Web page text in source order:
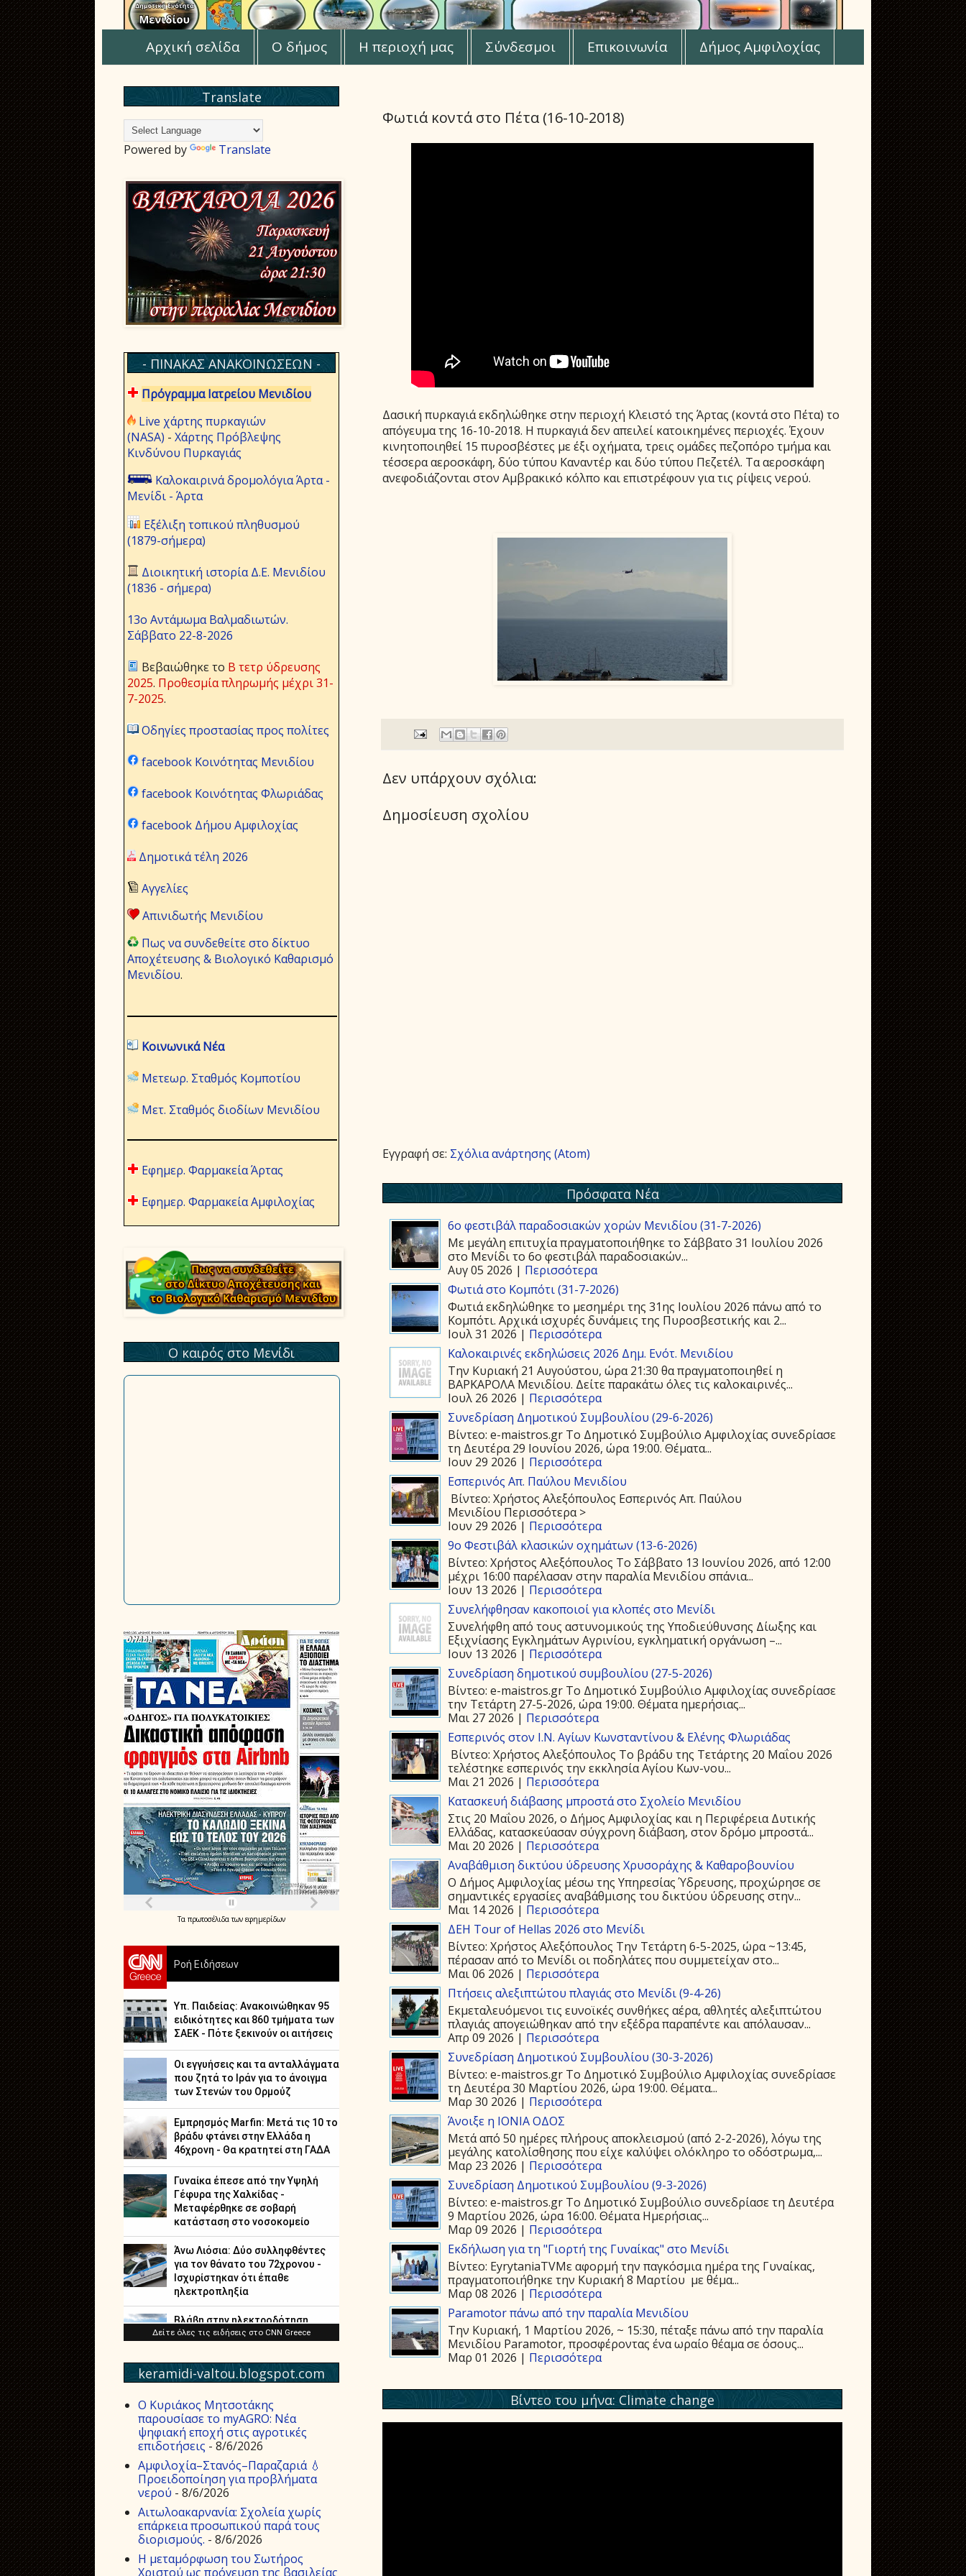
Αρχική σελίδα Ο δήμος Η περιοχή μας Σύνδεσμοι Επικοινωνία Δήμος Αμφιλοχίας
Φωτιά κοντά στο Πέτα (16-10-2018)
Δασική πυρκαγιά εκδηλώθηκε στην περιοχή Κλειστό της Άρτας (κοντά στο Πέτα) το
απόγευμα της 16-10-2018. Η πυρκαγιά δεν απειλεί κατοικημένες περιοχές. Έχουν
κινητοποιηθεί 15 πυροσβέστες με έξι οχήματα, τρεις ομάδες πεζοπόρο τμήμα και
τέσσερα αεροσκάφη, δύο τύπου Καναντέρ και δύο τύπου Πεζετέλ. Τα αεροσκάφη
ανεφοδιάζονται στον Αμβρακικό κόλπο και επιστρέφουν για τις ρίψεις νερού.
Δεν υπάρχουν σχόλια:
Δημοσίευση σχολίου
Εγγραφή σε: Σχόλια ανάρτησης (Atom)
Πρόσφατα Νέα
6ο φεστιβάλ παραδοσιακών χορών Μενιδίου (31-7-2026)
Με μεγάλη επιτυχία πραγματοποιήθηκε το Σάββατο 31 Ιουλίου 2026
στο Μενίδι το 6ο φεστιβάλ παραδοσιακών...
Αυγ 05 2026 | Περισσότερα
Φωτιά στο Κομπότι (31-7-2026)
Φωτιά εκδηλώθηκε το μεσημέρι της 31ης Ιουλίου 2026 πάνω από το
Κομπότι. Αρχικά ισχυρές δυνάμεις της Πυροσβεστικής και 2...
Ιουλ 31 2026 | Περισσότερα
Καλοκαιρινές εκδηλώσεις 2026 Δημ. Ενότ. Μενιδίου
Την Κυριακή 21 Αυγούστου, ώρα 21:30 θα πραγματοποιηθεί η
ΒΑΡΚΑΡΟΛΑ Μενιδίου. Δείτε παρακάτω όλες τις καλοκαιρινές...
Ιουλ 26 2026 | Περισσότερα
Συνεδρίαση Δημοτικού Συμβουλίου (29-6-2026)
Βίντεο: e-maistros.gr Το Δημοτικό Συμβούλιο Αμφιλοχίας συνεδρίασε
τη Δευτέρα 29 Ιουνίου 2026, ώρα 19:00. Θέματα...
Ιουν 29 2026 | Περισσότερα
Εσπερινός Απ. Παύλου Μενιδίου
Βίντεο: Χρήστος Αλεξόπουλος Εσπερινός Απ. Παύλου
Μενιδίου Περισσότερα >
Ιουν 29 2026 | Περισσότερα
9ο Φεστιβάλ κλασικών οχημάτων (13-6-2026)
Βίντεο: Χρήστος Αλεξόπουλος Το Σάββατο 13 Ιουνίου 2026, από 12:00
μέχρι 16:00 παρέλασαν στην παραλία Μενιδίου σπάνια...
Ιουν 13 2026 | Περισσότερα
Συνελήφθησαν κακοποιοί για κλοπές στο Μενίδι
Συνελήφθη από τους αστυνομικούς της Υποδιεύθυνσης Δίωξης και
Εξιχνίασης Εγκλημάτων Αγρινίου, εγκληματική οργάνωση –...
Ιουν 13 2026 | Περισσότερα
Συνεδρίαση δημοτικού συμβουλίου (27-5-2026)
Βίντεο: e-maistros.gr Το Δημοτικό Συμβούλιο Αμφιλοχίας συνεδρίασε
την Τετάρτη 27-5-2026, ώρα 19:00. Θέματα ημερήσιας...
Μαι 27 2026 | Περισσότερα
Εσπερινός στον Ι.Ν. Αγίων Κωνσταντίνου & Ελένης Φλωριάδας
Βίντεο: Χρήστος Αλεξόπουλος Το βράδυ της Τετάρτης 20 Μαΐου 2026
τελέστηκε εσπερινός την εκκλησία Αγίου Kων-νου...
Μαι 21 2026 | Περισσότερα
Κατασκευή διάβασης μπροστά στο Σχολείο Μενιδίου
Στις 20 Μαΐου 2026, ο Δήμος Αμφιλοχίας και η Περιφέρεια Δυτικής
Ελλάδας, κατασκεύασαν σύγχρονη διάβαση, στον δρόμο μπροστά...
Μαι 20 2026 | Περισσότερα
Αναβάθμιση δικτύου ύδρευσης Χρυσοράχης & Καθαροβουνίου
Ο Δήμος Αμφιλοχίας μέσω της Υπηρεσίας Ύδρευσης, προχώρησε σε
σημαντικές εργασίες αναβάθμισης του δικτύου ύδρευσης στην...
Μαι 14 2026 | Περισσότερα
ΔΕΗ Tour of Hellas 2026 στο Μενίδι
Βίντεο: Χρήστος Αλεξόπουλος Την Τετάρτη 6-5-2025, ώρα ~13:45,
πέρασαν από το Μενίδι οι ποδηλάτες που συμμετείχαν στο...
Μαι 06 2026 | Περισσότερα
Πτήσεις αλεξιπτώτου πλαγιάς στο Μενίδι (9-4-26)
Εκμεταλευόμενοι τις ευνοϊκές συνθήκες αέρα, αθλητές αλεξιπτώτου
πλαγιάς απογειώθηκαν από την εξέδρα παραπέντε και απόλαυσαν...
Απρ 09 2026 | Περισσότερα
Συνεδρίαση Δημοτικού Συμβουλίου (30-3-2026)
Βίντεο: e-maistros.gr Το Δημοτικό Συμβούλιο Αμφιλοχίας συνεδρίασε
τη Δευτέρα 30 Μαρτίου 2026, ώρα 19:00. Θέματα...
Μαρ 30 2026 | Περισσότερα
Άνοιξε η ΙΟΝΙΑ ΟΔΟΣ
Μετά από 50 ημέρες πλήρους αποκλεισμού (από 2-2-2026), λόγω της
μεγάλης κατολίσθησης που είχε καλύψει ολόκληρο το οδόστρωμα,...
Μαρ 23 2026 | Περισσότερα
Συνεδρίαση Δημοτικού Συμβουλίου (9-3-2026)
Βίντεο: e-maistros.gr Το Δημοτικό Συμβούλιο συνεδρίασε τη Δευτέρα
9 Μαρτίου 2026, ώρα 16:00. Θέματα Ημερήσιας...
Μαρ 09 2026 | Περισσότερα
Εκδήλωση για τη "Γιορτή της Γυναίκας" στο Μενίδι
Βίντεο: EyrytaniaTVΜε αφορμή την παγκόσμια ημέρα της Γυναίκας,
πραγματοποιήθηκε την Κυριακή 8 Μαρτίου με θέμα...
Μαρ 08 2026 | Περισσότερα
Paramotor πάνω από την παραλία Μενιδίου
Την Κυριακή, 1 Μαρτίου 2026, ~ 15:30, πέταξε πάνω από την παραλία
Μενιδίου Paramotor, προσφέροντας ένα ωραίο θέαμα σε όσους...
Μαρ 01 2026 | Περισσότερα
Βίντεο του μήνα: Climate change
Translate
Powered by Translate
- ΠΙΝΑΚΑΣ ΑΝΑΚΟΙΝΩΣΕΩΝ -
Πρόγραμμα Ιατρείου Μενιδίου
Live χάρτης πυρκαγιών
(NASA) - Χάρτης Πρόβλεψης
Κινδύνου Πυρκαγιάς
Καλοκαιρινά δρομολόγια Άρτα -
Μενίδι - Άρτα
Εξέλιξη τοπικού πληθυσμού
(1879-σήμερα)
Διοικητική ιστορία Δ.Ε. Μενιδίου
(1836 - σήμερα)
13ο Αντάμωμα Βαλμαδιωτών.
Σάββατο 22-8-2026
Βεβαιώθηκε το Β τετρ ύδρευσης
2025. Προθεσμία πληρωμής μέχρι 31-
7-2025.
Οδηγίες προστασίας προς πολίτες
facebook Κοινότητας Μενιδίου
facebook Κοινότητας Φλωριάδας
facebook Δήμου Αμφιλοχίας
Δημοτικά τέλη 2026
Αγγελίες
Απινιδωτής Μενιδίου
Πως να συνδεθείτε στο δίκτυο
Αποχέτευσης & Βιολογικό Καθαρισμό
Μενιδίου.
Κοινωνικά Νέα
Μετεωρ. Σταθμός Κομποτίου
Μετ. Σταθμός διοδίων Μενιδίου
Εφημερ. Φαρμακεία Άρτας
Εφημερ. Φαρμακεία Αμφιλοχίας
Ο καιρός στο Μενίδι
Τα πρωτοσέλιδατων εφημερίδων
keramidi-valtou.blogspot.com
Ο Κυριάκος Μητσοτάκης
παρουσίασε το myAGRO: Νέα
ψηφιακή εποχή στις αγροτικές
επιδοτήσεις - 8/6/2026
Αμφιλοχία–Στανός–Παραζαριά 💧
Προειδοποίηση για προβλήματα
νερού - 8/6/2026
Αιτωλοακαρνανία: Σχολεία χωρίς
επάρκεια προσωπικού παρά τους
διορισμούς. - 8/6/2026
Η μεταμόρφωση του Σωτήρος
Χριστού ως πρόγευση της βασιλείας